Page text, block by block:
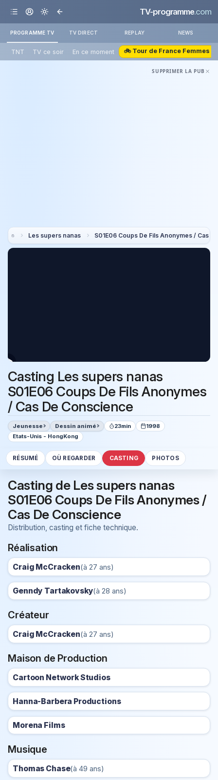
TV-programme.com
PROGRAMME TV TV DIRECT REPLAY NEWS
TNT TV ce soir En ce moment 🚲 Tour de France Femmes
SUPPRIMER LA PUB
Les supers nanas S01E06 Coups De Fils Anonymes / Cas
Casting Les supers nanas
S01E06 Coups De Fils Anonymes
/ Cas De Conscience
Jeunesse Dessin animé 23min
1998
Etats-Unis - HongKong
RÉSUMÉ OÙ REGARDER CASTING PHOTOS
Casting de Les supers nanas
S01E06 Coups De Fils Anonymes /
Cas De Conscience
Distribution, casting et fiche technique.
Réalisation
Craig McCracken(à 27 ans)
Genndy Tartakovsky(à 28 ans)
Créateur
Craig McCracken(à 27 ans)
Maison de Production
Cartoon Network Studios
Hanna-Barbera Productions
Morena Films
Musique
Thomas Chase(à 49 ans)